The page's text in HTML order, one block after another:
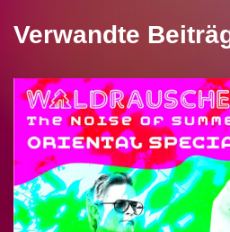
Verwandte